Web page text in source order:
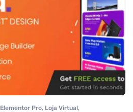
Elementor Pro, Loja Virtual,